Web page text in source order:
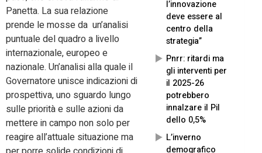
l’innovazione
deve essere al
centro della
strategia”
Pnrr: ritardi ma
gli interventi per
il 2025-26
potrebbero
innalzare il Pil
dello 0,5%
L’inverno
demografico
Panetta. La sua relazione
prende le mosse da un’analisi
puntuale del quadro a livello
internazionale, europeo e
nazionale. Un’analisi alla quale il
Governatore unisce indicazioni di
prospettiva, uno sguardo lungo
sulle priorità e sulle azioni da
mettere in campo non solo per
reagire all’attuale situazione ma